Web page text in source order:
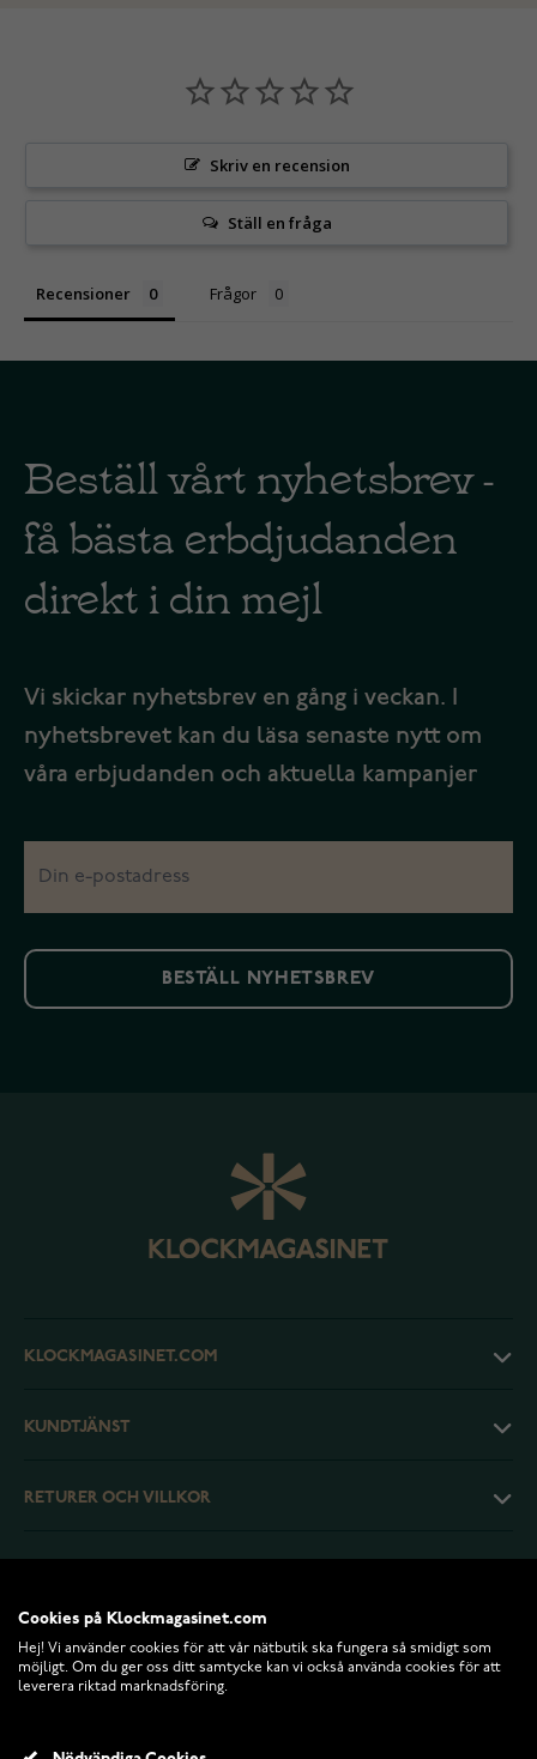
Skriv en recension
Ställ en fråga
Recensioner Frågor
Beställ vårt nyhetsbrev -
få bästa erbdjudanden
direkt i din mejl
Vi skickar nyhetsbrev en gång i veckan. I
nyhetsbrevet kan du läsa senaste nytt om
våra erbjudanden och aktuella kampanjer
BESTÄLL NYHETSBREV
KLOCKMAGASINET.COM
KUNDTJÄNST
RETURER OCH VILLKOR
Cookies på Klockmagasinet.com
Hej! Vi använder cookies för att vår nätbutik ska fungera så smidigt som
möjligt. Om du ger oss ditt samtycke kan vi också använda cookies för att
leverera riktad marknadsföring.